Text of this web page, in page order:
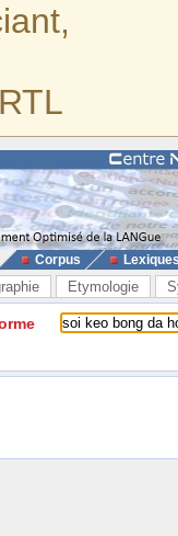
Corpus
Etymologie